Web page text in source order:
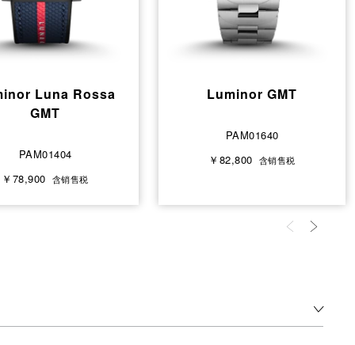
Luna Rossa
GMT
PAM01404
￥78,900 含销售税
Luminor GMT
PAM01640
￥82,800 含销售税